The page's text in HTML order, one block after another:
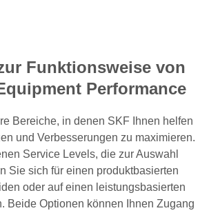
Funktionsweise von
Performance
Bereiche, in denen SKF Ihnen helfen
und Verbesserungen zu maximieren.
Service Levels, die zur Auswahl
Sie sich für einen produktbasierten
oder auf einen leistungsbasierten
Beide Optionen können Ihnen Zugang